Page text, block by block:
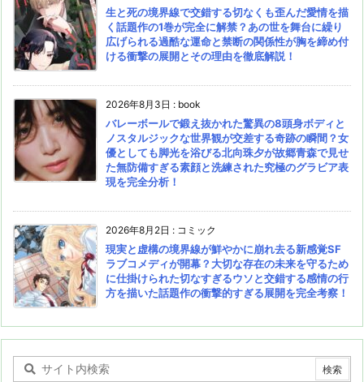
生と死の境界線で交錯する切なくも歪んだ愛情を描
く話題作の1巻が完全に解禁？あの世を舞台に繰り
広げられる過酷な運命と禁断の関係性が胸を締め付
ける衝撃の展開とその理由を徹底解説！
2026年8月3日 : book
バレーボールで鍛え抜かれた驚異の8頭身ボディと
ノスタルジックな世界観が交差する奇跡の瞬間？女
優としても脚光を浴びる北向珠夕が故郷青森で見せ
た無防備すぎる素顔と洗練された究極のグラビア表
現を完全分析！
2026年8月2日 : コミック
現実と虚構の境界線が鮮やかに崩れ去る新感覚SF
ラブコメディが開幕？大切な存在の未来を守るため
に仕掛けられた切なすぎるウソと交錯する感情の行
方を描いた話題作の衝撃的すぎる展開を完全考察！